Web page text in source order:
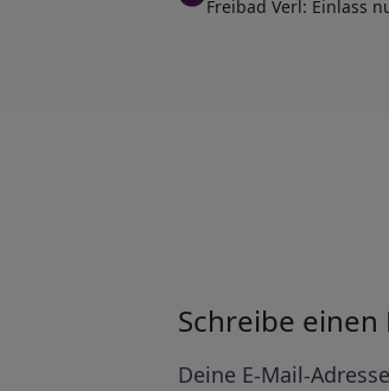
Freibad Verl: Einlass
Schreibe
Deine E-Mail-